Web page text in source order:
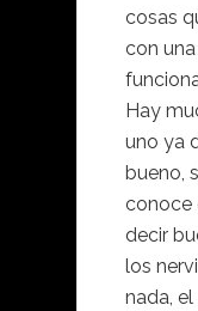
cosas
con
Hay
uno ya
bueno,
conoce
decir
los
nada,